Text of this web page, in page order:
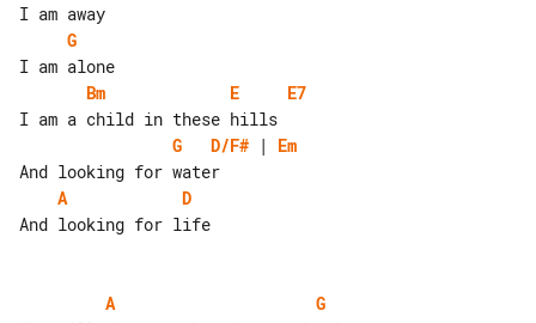
G
Bm
E
E7
G
D/F# | Em
A
D
And looking for life
A
G